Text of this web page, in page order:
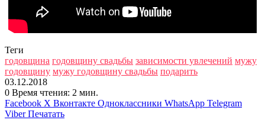
Теги
годовщина годовщину свадьбы зависимости увлечений мужу
годовщину мужу годовщину свадьбы подарить
03.12.2018
0 Время чтения: 2 мин.
Facebook X Вконтакте Одноклассники WhatsApp Telegram
Viber Печатать